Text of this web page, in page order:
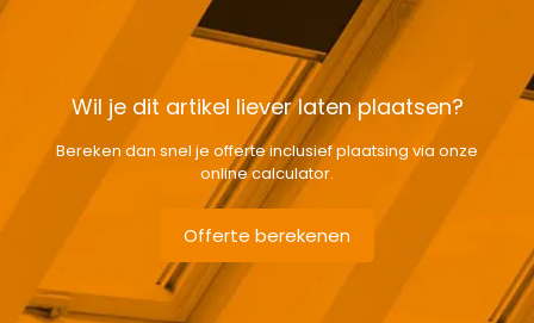
Wil je dit artikel liever laten plaatsen?
Bereken dan snel je offerte inclusief plaatsing via onze
online calculator.
Offerte berekenen